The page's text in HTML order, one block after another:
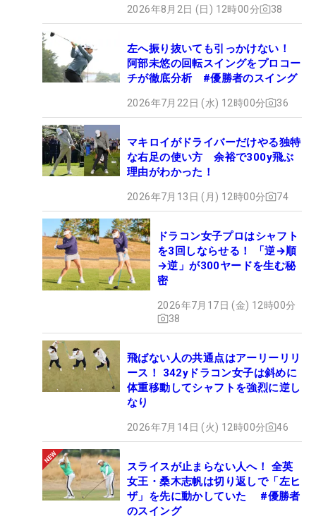
2026年8月2日 (日) 12時00分 38
左へ振り抜いても引っかけない！
阿部未悠の回転スイングをプロコー
チが徹底分析 #優勝者のスイング
2026年7月22日 (水) 12時00分 36
マキロイがドライバーだけやる独特
な右足の使い方 余裕で300y飛ぶ
理由がわかった！
2026年7月13日 (月) 12時00分 74
ドラコン女子プロはシャフト
を3回しならせる！ 「逆→順
→逆」が300ヤードを生む秘
密
2026年7月17日 (金) 12時00分
38
飛ばない人の共通点はアーリーリリ
ース！ 342yドラコン女子は斜めに
体重移動してシャフトを強烈に逆し
なり
2026年7月14日 (火) 12時00分 46
スライスが止まらない人へ！ 全英
女王・桑木志帆は切り返しで「左ヒ
ザ」を先に動かしていた #優勝者
のスイング